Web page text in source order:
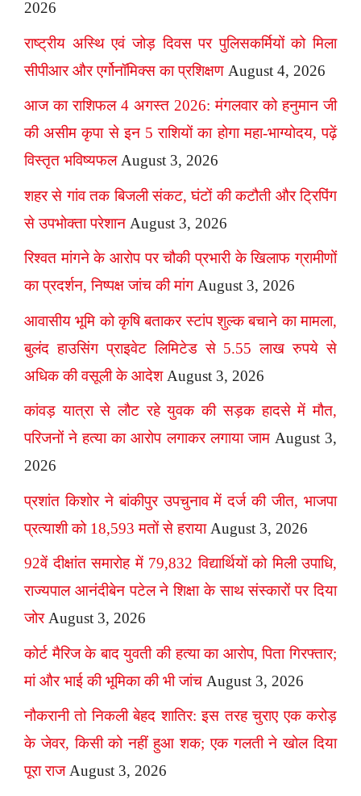
2026
राष्ट्रीय अस्थि एवं जोड़ दिवस पर पुलिसकर्मियों को मिला
सीपीआर और एर्गोनॉमिक्स का प्रशिक्षण August 4, 2026
आज का राशिफल 4 अगस्त 2026: मंगलवार को हनुमान जी
की असीम कृपा से इन 5 राशियों का होगा महा-भाग्योदय, पढ़ें
विस्तृत भविष्यफल August 3, 2026
शहर से गांव तक बिजली संकट, घंटों की कटौती और ट्रिपिंग
से उपभोक्ता परेशान August 3, 2026
रिश्वत मांगने के आरोप पर चौकी प्रभारी के खिलाफ ग्रामीणों
का प्रदर्शन, निष्पक्ष जांच की मांग August 3, 2026
आवासीय भूमि को कृषि बताकर स्टांप शुल्क बचाने का मामला,
बुलंद हाउसिंग प्राइवेट लिमिटेड से 5.55 लाख रुपये से
अधिक की वसूली के आदेश August 3, 2026
कांवड़ यात्रा से लौट रहे युवक की सड़क हादसे में मौत,
परिजनों ने हत्या का आरोप लगाकर लगाया जाम August 3,
2026
प्रशांत किशोर ने बांकीपुर उपचुनाव में दर्ज की जीत, भाजपा
प्रत्याशी को 18,593 मतों से हराया August 3, 2026
92वें दीक्षांत समारोह में 79,832 विद्यार्थियों को मिली उपाधि,
राज्यपाल आनंदीबेन पटेल ने शिक्षा के साथ संस्कारों पर दिया
जोर August 3, 2026
कोर्ट मैरिज के बाद युवती की हत्या का आरोप, पिता गिरफ्तार;
मां और भाई की भूमिका की भी जांच August 3, 2026
नौकरानी तो निकली बेहद शातिर: इस तरह चुराए एक करोड़
के जेवर, किसी को नहीं हुआ शक; एक गलती ने खोल दिया
पूरा राज August 3, 2026